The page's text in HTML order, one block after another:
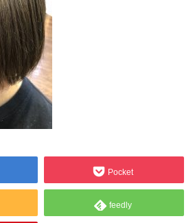
Pocket
feedly